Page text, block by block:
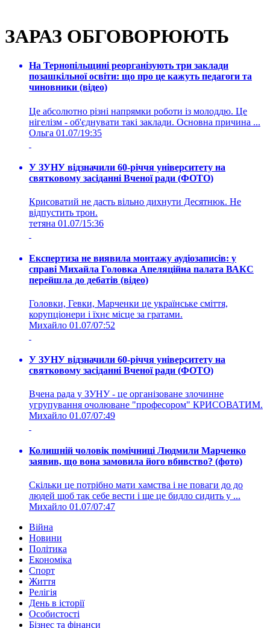
ЗАРАЗ ОБГОВОРЮЮТЬ
На Тернопільщині реорганізують три заклади
позашкільної освіти: що про це кажуть педагоги та
чиновники (відео)
Це абсолютно різні напрямки роботи із молоддю. Це
нігелізм - об'єднувати такі заклади. Основна причина ...
Ольга 01.07/19:35
У ЗУНУ відзначили 60-річчя університету на
святковому засіданні Вченої ради (ФОТО)
Крисоватий не дасть вільно дихнути Десятнюк. Не
відпустить трон.
тетяна 01.07/15:36
Експертиза не виявила монтажу аудіозаписів: у
справі Михайла Головка Апеляційна палата ВАКС
перейшла до дебатів (відео)
Головки, Гевки, Марченки це українське сміття,
корупціонери і їхнє місце за гратами.
Михайло 01.07/07:52
У ЗУНУ відзначили 60-річчя університету на
святковому засіданні Вченої ради (ФОТО)
Вчена рада у ЗУНУ - це організоване злочинне
угрупування очолюване "професором" КРИСОВАТИМ.
Михайло 01.07/07:49
Колишній чоловік помічниці Людмили Марченко
заявив, що вона замовила його вбивство? (фото)
Скільки це потрібно мати хамства і не поваги до до
людей щоб так себе вести і ще це бидло сидить у ...
Михайло 01.07/07:47
Війна
Новини
Політика
Економіка
Спорт
Життя
Релігія
День в історії
Особистості
Бізнес та фінанси